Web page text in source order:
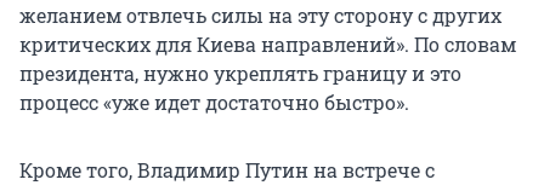
желанием отвлечь силы на эту сторону с других
критических для Киева направлений». По словам
президента, нужно укреплять границу и это
процесс «уже идет достаточно быстро».
Кроме того, Владимир Путин на встрече с